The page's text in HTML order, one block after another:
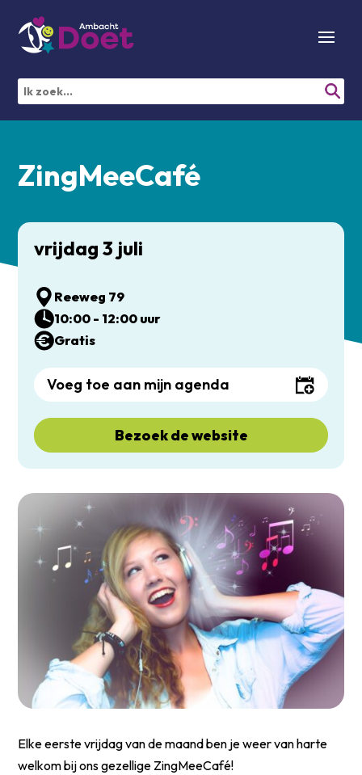
ZingMeeCafé
Elke eerste vrijdag van de maand ben je weer van harte
welkom bij ons gezellige ZingMeeCafé!
vrijdag 3 juli
Reeweg 79
10:00 - 12:00 uur
Gratis
Voeg toe aan mijn agenda
Bezoek de website